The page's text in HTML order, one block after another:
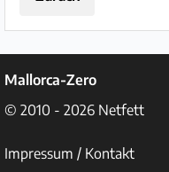
Mallorca-Zero
© 2010 - 2026 Netfett
Impressum / Kontakt